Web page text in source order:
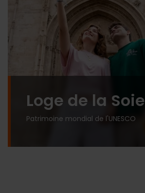
Loge de la Soie
Patrimoine mondial de l'UNESCO